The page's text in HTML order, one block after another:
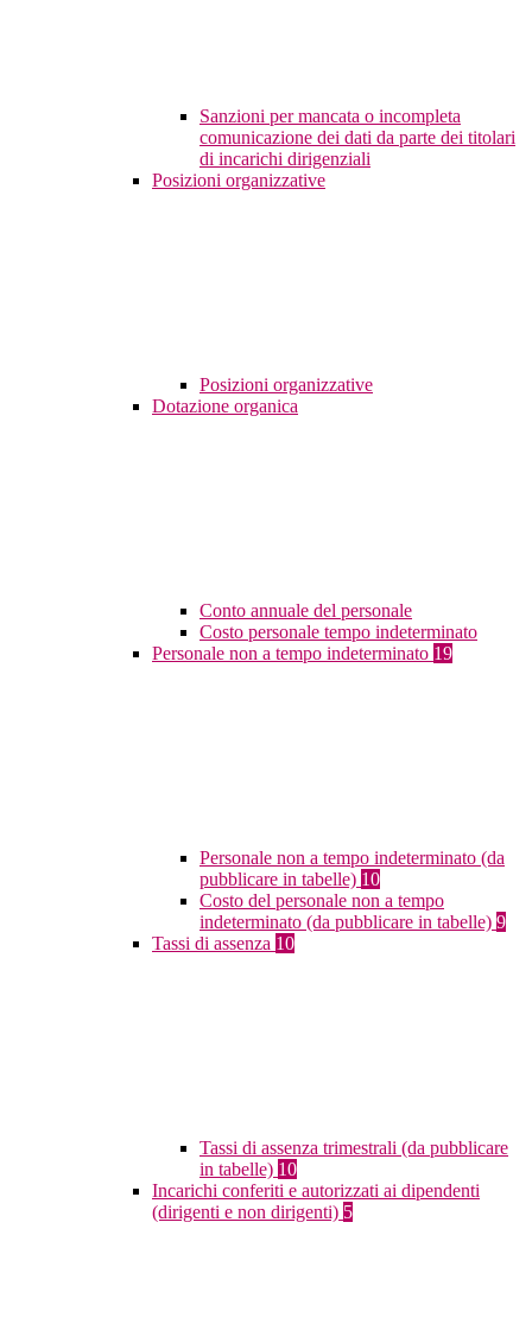
Sanzioni per mancata o incompleta
comunicazione dei dati da parte dei titolari
di incarichi dirigenziali
Posizioni organizzative
Posizioni organizzative
Dotazione organica
Conto annuale del personale
Costo personale tempo indeterminato
Personale non a tempo indeterminato 19
Personale non a tempo indeterminato (da
pubblicare in tabelle) 10
Costo del personale non a tempo
indeterminato (da pubblicare in tabelle) 9
Tassi di assenza 10
Tassi di assenza trimestrali (da pubblicare
in tabelle) 10
Incarichi conferiti e autorizzati ai dipendenti
(dirigenti e non dirigenti) 5